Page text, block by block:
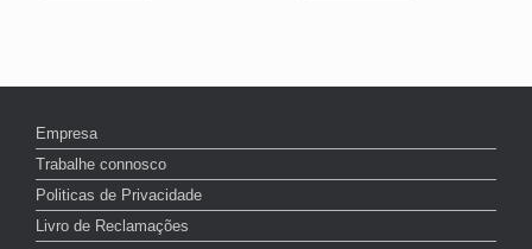
Empresa
Trabalhe connosco
Politicas de Privacidade
Livro de Reclamações